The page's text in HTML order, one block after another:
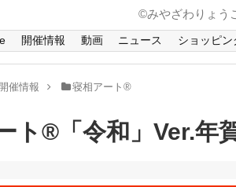
©みやざわりょう
開催情報 動画 ニュース ショッピン
開催情報 寝相アート®
ト®「令和」Ver.年